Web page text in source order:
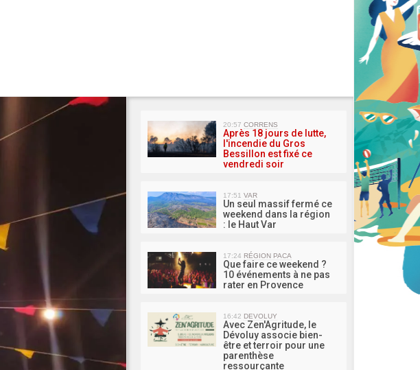
MA
20:57 CORRENS
Après 18 jours de lutte,
l'incendie du Gros
Bessillon est fixé ce
vendredi soir
17:51 VAR
Un seul massif fermé ce
weekend dans la région
: le Haut Var
17:24 RÉGION PACA
Que faire ce weekend ?
10 événements à ne pas
rater en Provence
16:42 DEVOLUY
Avec Zen'Agritude, le
Dévoluy associe bien-
être et terroir pour une
parenthèse
ressourçante